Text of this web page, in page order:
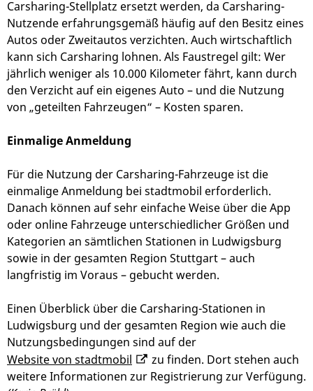
Carsharing-Stellplatz ersetzt werden, da Carsharing-
Nutzende erfahrungsgemäß häufig auf den Besitz eines
Autos oder Zweitautos verzichten. Auch wirtschaftlich
kann sich Carsharing lohnen. Als Faustregel gilt: Wer
jährlich weniger als 10.000 Kilometer fährt, kann durch
den Verzicht auf ein eigenes Auto – und die Nutzung
von „geteilten Fahrzeugen“ – Kosten sparen.
Einmalige Anmeldung
Für die Nutzung der Carsharing-Fahrzeuge ist die
einmalige Anmeldung bei stadtmobil erforderlich.
Danach können auf sehr einfache Weise über die App
oder online Fahrzeuge unterschiedlicher Größen und
Kategorien an sämtlichen Stationen in Ludwigsburg
sowie in der gesamten Region Stuttgart – auch
langfristig im Voraus – gebucht werden.
Einen Überblick über die Carsharing-Stationen in
Ludwigsburg und der gesamten Region wie auch die
Nutzungsbedingungen sind auf der
Website von stadtmobil
zu finden. Dort stehen auch
weitere Informationen zur Registrierung zur Verfügung.